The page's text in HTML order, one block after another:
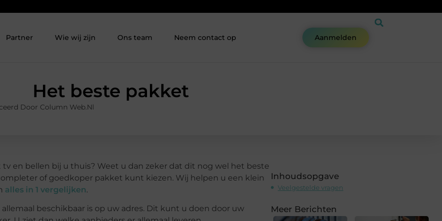
Partner Wie wij zijn Ons team Neem contact op Aanmelden
Het beste pakket
Door Column Web.nl
en bellen bij u thuis? Weet u dan zeker dat dit nog wel het beste
of goedkoper pakket kunt kiezen. Wij helpen u een klein
alles in 1 vergelijken.
beschikbaar is op uw adres. Dit kunt u doen door uw
Inhoudsopgave
Veelgestelde vragen
Meer Berichten